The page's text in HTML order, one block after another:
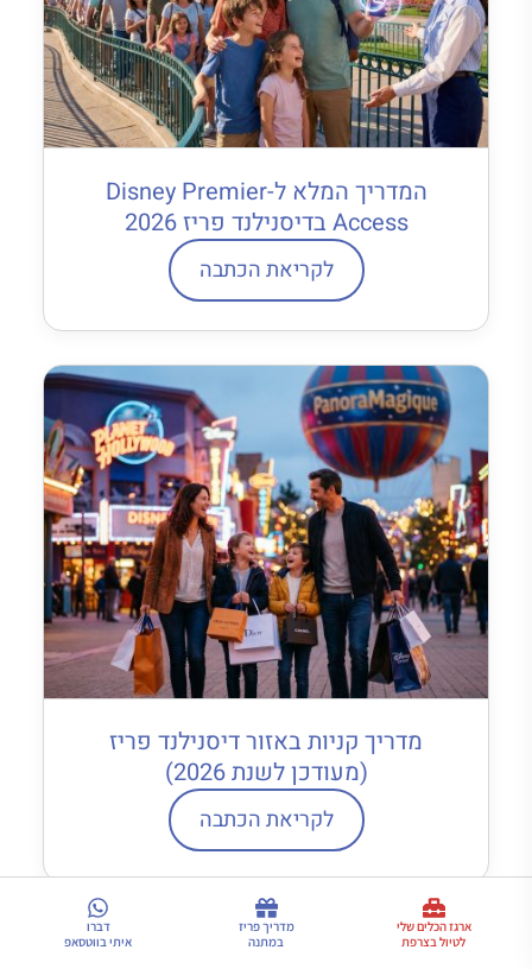
המדריך המלא ל-Disney Premier
Access בדיסנילנד פריז 2026
לקריאת הכתבה
מדריך קניות באזור דיסנילנד פריז
(מעודכן לשנת 2026)
לקריאת הכתבה
ארגז הכלים שלי
לטיול בצרפת
מדריך פריז
במתנה
דברו
איתי בווטסאפ